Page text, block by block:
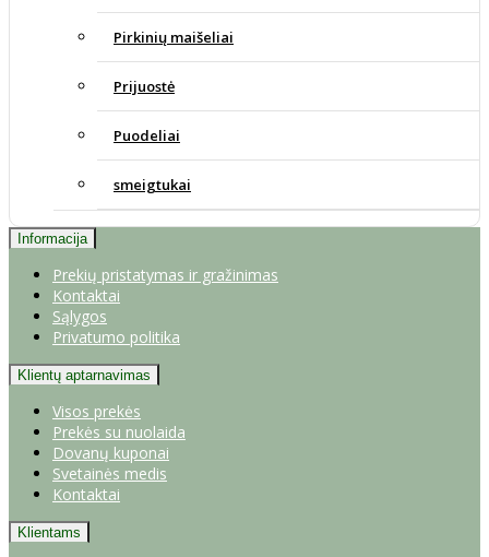
Pirkinių maišeliai
Prijuostė
Puodeliai
smeigtukai
Informacija
Prekių pristatymas ir gražinimas
Kontaktai
Sąlygos
Privatumo politika
Klientų aptarnavimas
Visos prekės
Prekės su nuolaida
Dovanų kuponai
Svetainės medis
Kontaktai
Klientams